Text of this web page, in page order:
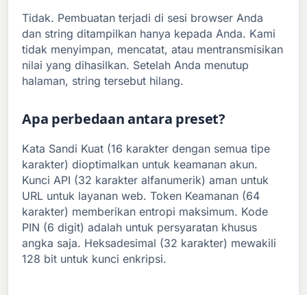
Tidak. Pembuatan terjadi di sesi browser Anda
dan string ditampilkan hanya kepada Anda. Kami
tidak menyimpan, mencatat, atau mentransmisikan
nilai yang dihasilkan. Setelah Anda menutup
halaman, string tersebut hilang.
Apa perbedaan antara preset?
Kata Sandi Kuat (16 karakter dengan semua tipe
karakter) dioptimalkan untuk keamanan akun.
Kunci API (32 karakter alfanumerik) aman untuk
URL untuk layanan web. Token Keamanan (64
karakter) memberikan entropi maksimum. Kode
PIN (6 digit) adalah untuk persyaratan khusus
angka saja. Heksadesimal (32 karakter) mewakili
128 bit untuk kunci enkripsi.